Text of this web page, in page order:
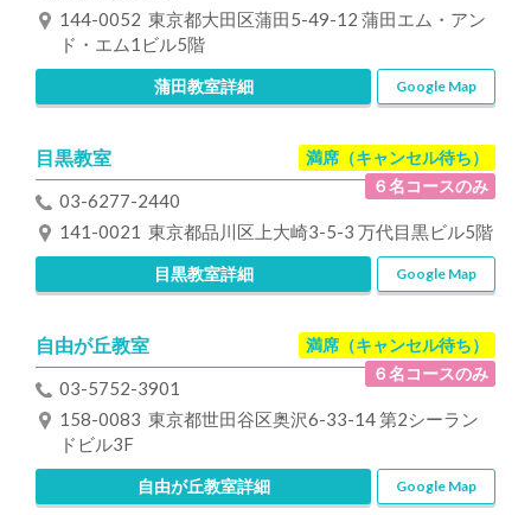
144-0052 東京都大田区蒲田5-49-12 蒲田エム・アン
ド・エム1ビル5階
蒲田教室詳細 Google Map
満席（キャンセル待ち）
６名コースのみ
目黒教室
03-6277-2440
141-0021 東京都品川区上大崎3-5-3 万代目黒ビル5階
目黒教室詳細 Google Map
満席（キャンセル待ち）
６名コースのみ
自由が丘教室
03-5752-3901
158-0083 東京都世田谷区奥沢6-33-14 第2シーラン
ドビル3F
自由が丘教室詳細 Google Map